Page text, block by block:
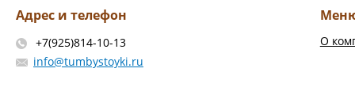
Адрес и телефон
+7(925)814-10-13
info@tumbystoyki.ru
О